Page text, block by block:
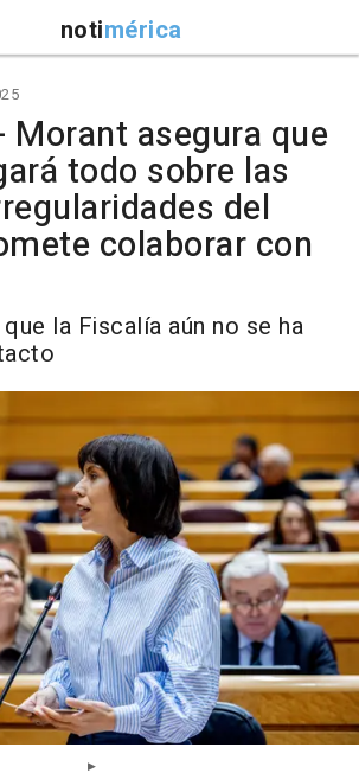
notimérica
Morant asegura que
todo sobre las
del
colaborar con
la Fiscalía aún no se ha